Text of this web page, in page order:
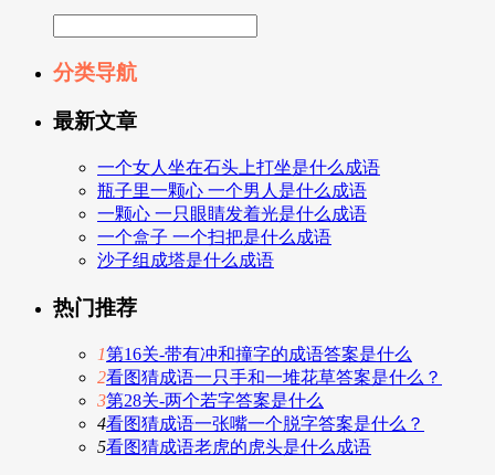
分类导航
最新文章
一个女人坐在石头上打坐是什么成语
瓶子里一颗心 一个男人是什么成语
一颗心 一只眼睛发着光是什么成语
一个盒子 一个扫把是什么成语
沙子组成塔是什么成语
热门推荐
1第16关-带有冲和撞字的成语答案是什么
2看图猜成语一只手和一堆花草答案是什么？
3第28关-两个若字答案是什么
4看图猜成语一张嘴一个脱字答案是什么？
5看图猜成语老虎的虎头是什么成语